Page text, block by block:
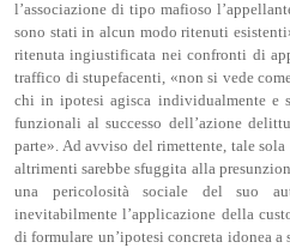
l’associazione di tipo mafioso
sono stati in alcun modo ritenuti
ritenuta ingiustificata nei confronti di
traffico di stupefacenti, «non si vede
chi in ipotesi agisca individualmente e
funzionali al successo dell’azione
parte». Ad avviso del rimettente, tale
altrimenti sarebbe sfuggita alla
una pericolosità sociale del suo
inevitabilmente l’applicazione della
di formulare un’ipotesi concreta idonea a